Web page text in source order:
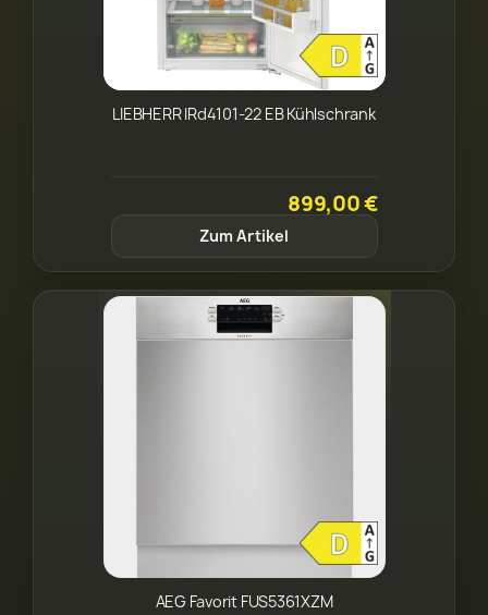
LIEBHERR IRd4101-22 EB Kühlschrank
899,00 €
Zum Artikel
AEG Favorit FUS5361XZM